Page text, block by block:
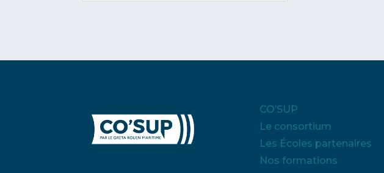
CO’SUP
Le consortium
Les Écoles partenaires
Nos formations